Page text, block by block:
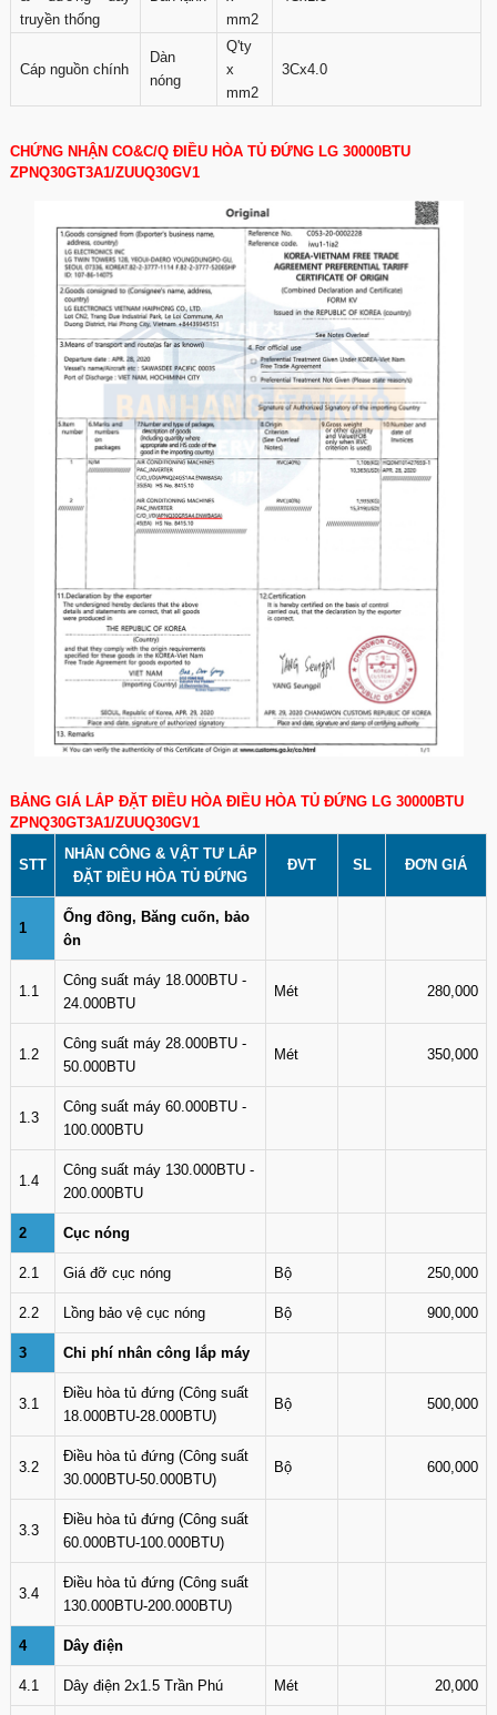
truyền thống
mm2
Cáp nguồn chính
Dàn
nóng
Q'ty
x
mm2
3Cx4.0
CHỨNG NHẬN CO&C/Q ĐIỀU HÒA TỦ ĐỨNG LG 30000BTU
ZPNQ30GT3A1/ZUUQ30GV1
BẢNG GIÁ LẮP ĐẶT ĐIỀU HÒA ĐIỀU HÒA TỦ ĐỨNG LG 30000BTU
ZPNQ30GT3A1/ZUUQ30GV1
STT
NHÂN CÔNG & VẬT TƯ LẮP
ĐẶT ĐIỀU HÒA TỦ ĐỨNG
ĐVT SL ĐƠN GIÁ
1
Ống đồng, Băng cuốn, bảo
ôn
1.1
Công suất máy 18.000BTU -
24.000BTU
Mét 280,000
1.2
Công suất máy 28.000BTU -
50.000BTU
Mét 350,000
1.3
Công suất máy 60.000BTU -
100.000BTU
1.4
Công suất máy 130.000BTU -
200.000BTU
2 Cục nóng
2.1 Giá đỡ cục nóng Bộ 250,000
2.2 Lồng bảo vệ cục nóng Bộ 900,000
3 Chi phí nhân công lắp máy
3.1
Điều hòa tủ đứng (Công suất
18.000BTU-28.000BTU)
Bộ 500,000
3.2
Điều hòa tủ đứng (Công suất
30.000BTU-50.000BTU)
Bộ 600,000
3.3
Điều hòa tủ đứng (Công suất
60.000BTU-100.000BTU)
3.4
Điều hòa tủ đứng (Công suất
130.000BTU-200.000BTU)
4 Dây điện
4.1 Dây điện 2x1.5 Trần Phú Mét 20,000